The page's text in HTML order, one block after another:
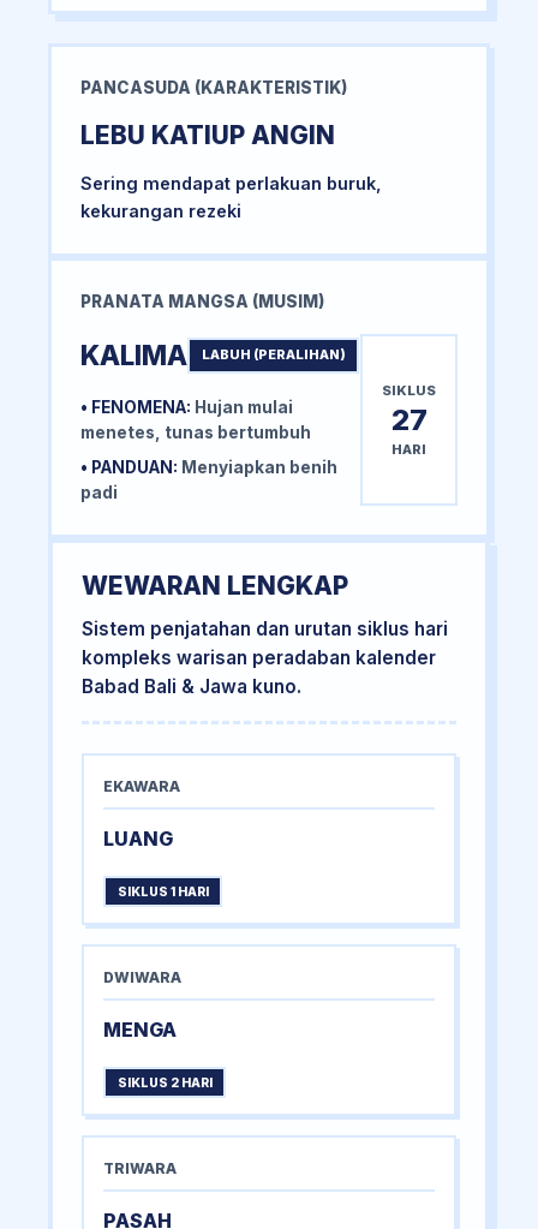
PANCASUDA (KARAKTERISTIK)
LEBU KATIUP ANGIN
Sering mendapat perlakuan buruk,
kekurangan rezeki
PRANATA MANGSA (MUSIM)
KALIMA LABUH (PERALIHAN)
• FENOMENA: Hujan mulai
menetes, tunas bertumbuh
• PANDUAN: Menyiapkan benih
padi
SIKLUS
27
HARI
WEWARAN LENGKAP
Sistem penjatahan dan urutan siklus hari
kompleks warisan peradaban kalender
Babad Bali & Jawa kuno.
EKAWARA
LUANG
SIKLUS 1 HARI
DWIWARA
MENGA
SIKLUS 2 HARI
TRIWARA
PASAH